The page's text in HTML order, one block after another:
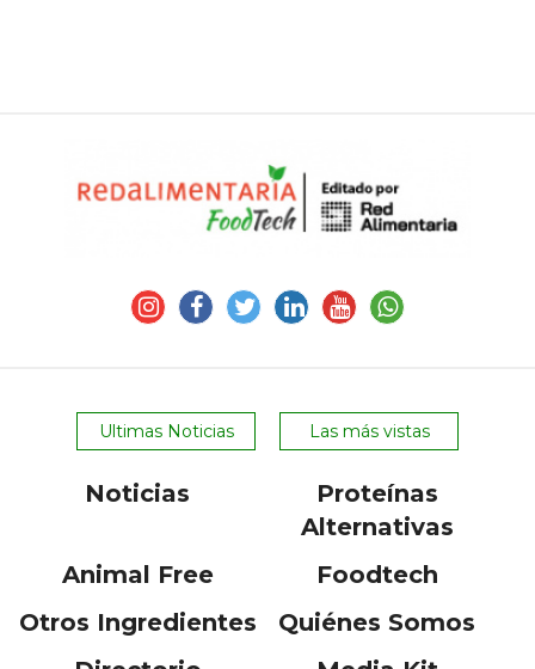
Ultimas Noticias Las más vistas
Noticias
Proteínas
Alternativas
Animal Free
Foodtech
Otros Ingredientes
Quiénes Somos